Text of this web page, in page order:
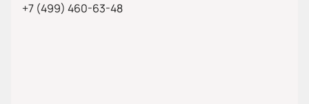
+7 (499) 460-63-48